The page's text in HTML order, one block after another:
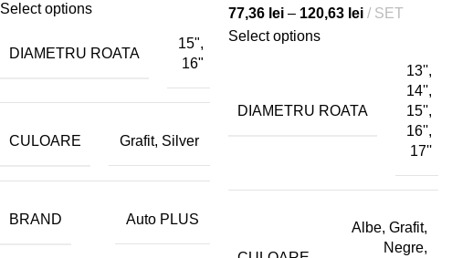
Select options
DIAMETRU ROATA
15",
16"
CULOARE Grafit, Silver
BRAND Auto PLUS
77,36 lei– 120,63 lei
SET
Select options
DIAMETRU ROATA
13'',
14'',
15'',
16'',
17''
Albe, Grafit,
Negre,